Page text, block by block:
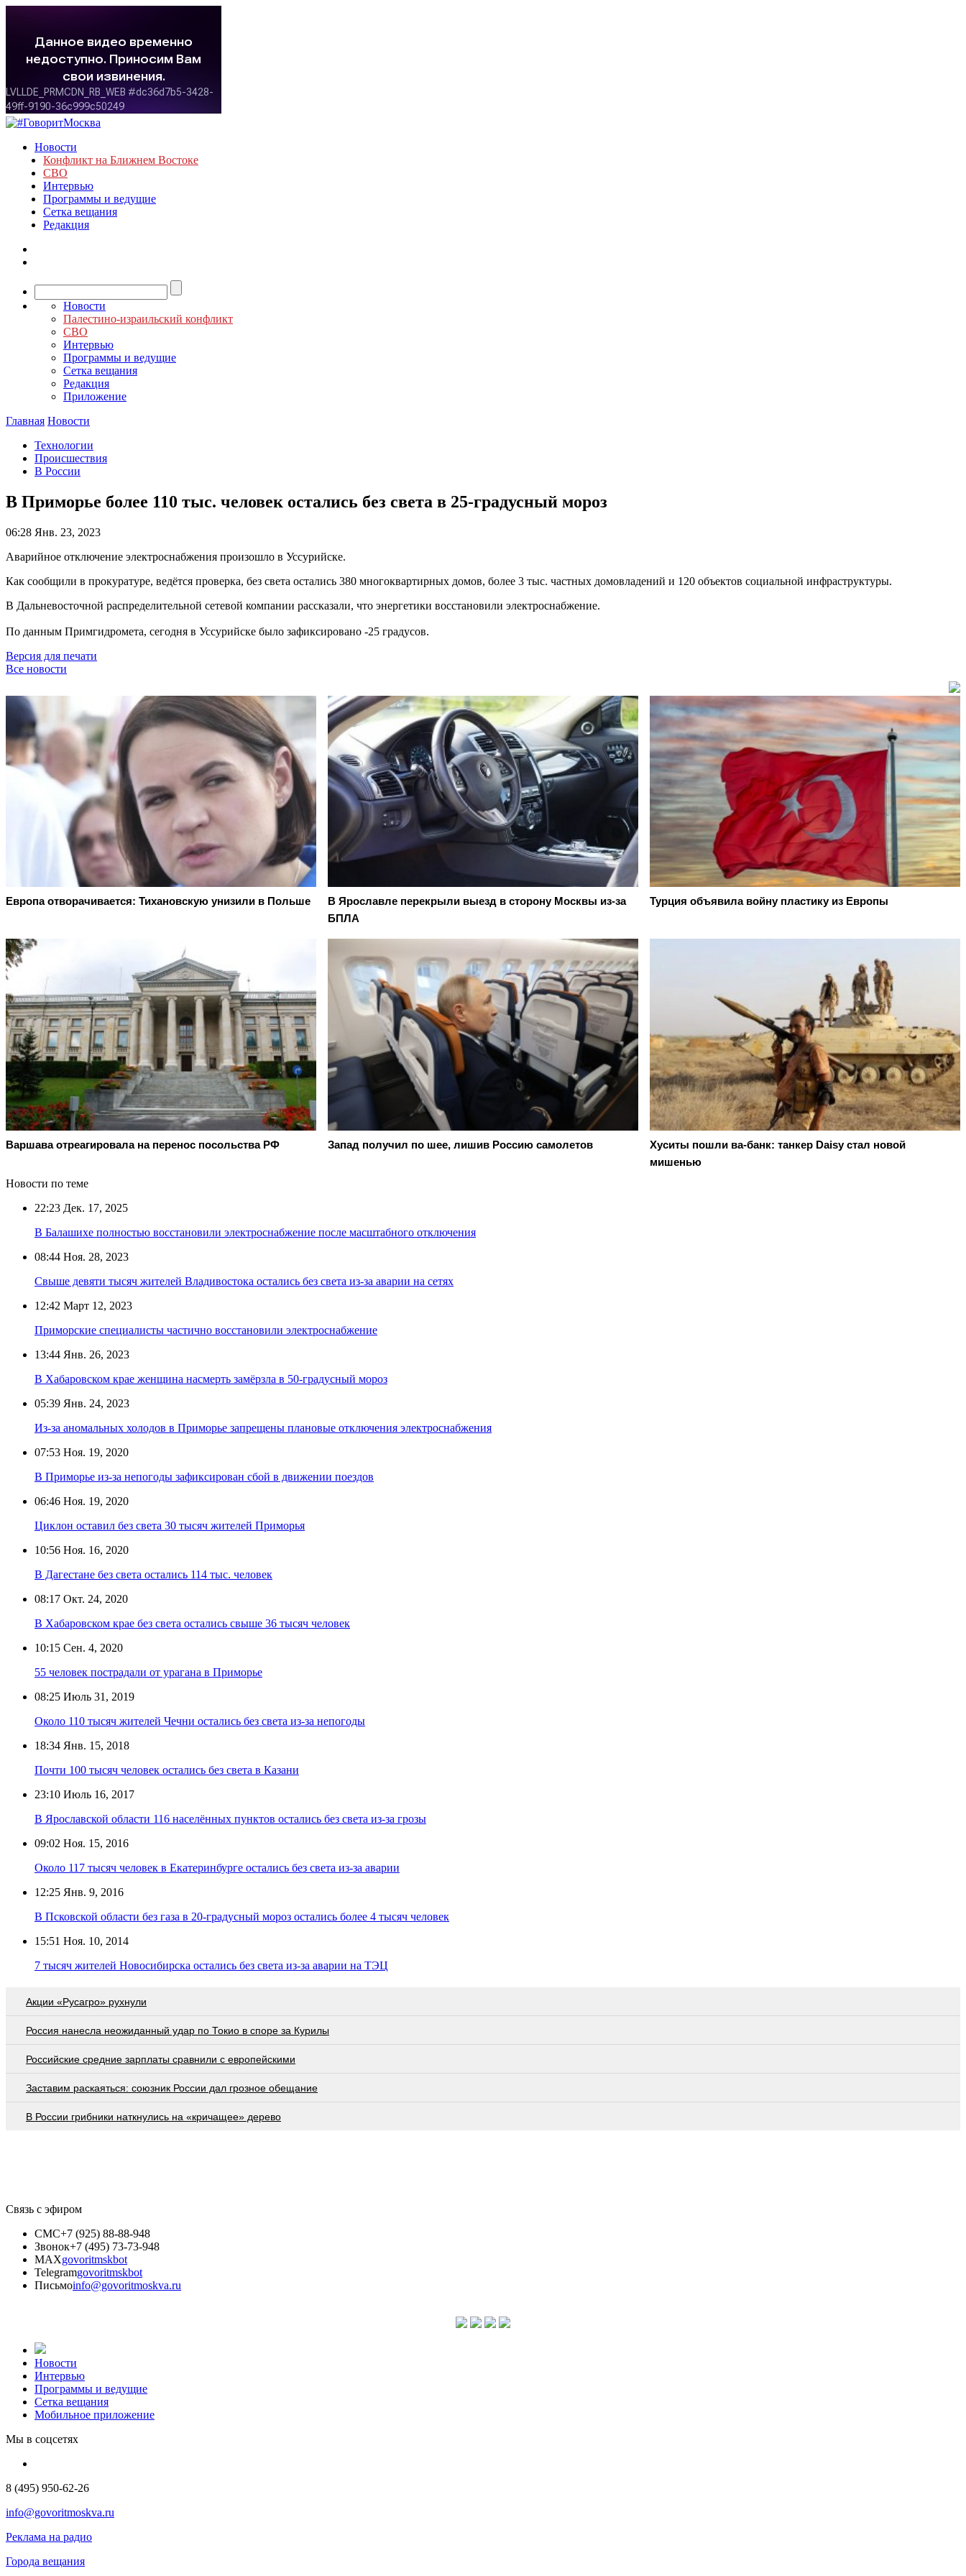
Новости
Конфликт на Ближнем Востоке
СВО
Интервью
Программы и ведущие
Сетка вещания
Редакция
Новости
Палестино-израильский конфликт
СВО
Интервью
Программы и ведущие
Сетка вещания
Редакция
Приложение
Главная Новости
Технологии
Происшествия
В России
В Приморье более 110 тыс. человек остались без света в 25-градусный мороз
06:28 Янв. 23, 2023
Аварийное отключение электроснабжения произошло в Уссурийске.
Как сообщили в прокуратуре, ведётся проверка, без света остались 380 многоквартирных домов, более 3 тыс. частных домовладений и 120 объектов социальной инфраструктуры.
В Дальневосточной распределительной сетевой компании рассказали, что энергетики восстановили электроснабжение.
По данным Примгидромета, сегодня в Уссурийске было зафиксировано -25 градусов.
Версия для печати
Все новости
Европа отворачивается: Тихановскую унизили в Польше
В Ярославле перекрыли выезд в сторону Москвы из-за
БПЛА
Турция объявила войну пластику из Европы
Варшава отреагировала на перенос посольства РФ Запад получил по шее, лишив Россию самолетов
Хуситы пошли ва-банк: танкер Daisy стал новой
мишенью
Новости по теме
22:23 Дек. 17, 2025
В Балашихе полностью восстановили электроснабжение после масштабного отключения
08:44 Ноя. 28, 2023
Свыше девяти тысяч жителей Владивостока остались без света из-за аварии на сетях
12:42 Март 12, 2023
Приморские специалисты частично восстановили электроснабжение
13:44 Янв. 26, 2023
В Хабаровском крае женщина насмерть замёрзла в 50-градусный мороз
05:39 Янв. 24, 2023
Из-за аномальных холодов в Приморье запрещены плановые отключения электроснабжения
07:53 Ноя. 19, 2020
В Приморье из-за непогоды зафиксирован сбой в движении поездов
06:46 Ноя. 19, 2020
Циклон оставил без света 30 тысяч жителей Приморья
10:56 Ноя. 16, 2020
В Дагестане без света остались 114 тыс. человек
08:17 Окт. 24, 2020
В Хабаровском крае без света остались свыше 36 тысяч человек
10:15 Сен. 4, 2020
55 человек пострадали от урагана в Приморье
08:25 Июль 31, 2019
Около 110 тысяч жителей Чечни остались без света из-за непогоды
18:34 Янв. 15, 2018
Почти 100 тысяч человек остались без света в Казани
23:10 Июль 16, 2017
В Ярославской области 116 населённых пунктов остались без света из-за грозы
09:02 Ноя. 15, 2016
Около 117 тысяч человек в Екатеринбурге остались без света из-за аварии
12:25 Янв. 9, 2016
В Псковской области без газа в 20-градусный мороз остались более 4 тысяч человек
15:51 Ноя. 10, 2014
7 тысяч жителей Новосибирска остались без света из-за аварии на ТЭЦ
Акции «Русагро» рухнули
Россия нанесла неожиданный удар по Токио в споре за Курилы
Российские средние зарплаты сравнили с европейскими
Заставим раскаяться: союзник России дал грозное обещание
В России грибники наткнулись на «кричащее» дерево
Связь с эфиром
СМС+7 (925) 88-88-948
Звонок+7 (495) 73-73-948
MAXgovoritmskbot
Telegramgovoritmskbot
Письмоinfo@govoritmoskva.ru
Новости
Интервью
Программы и ведущие
Сетка вещания
Мобильное приложение
Мы в соцсетях
8 (495) 950-62-26
info@govoritmoskva.ru
Реклама на радио
Города вещания